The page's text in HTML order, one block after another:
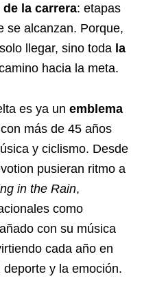
la carrera: etapas
se alcanzan. Porque,
llegar, sino toda la
hacia la meta.
es ya un emblema
más de 45 años
y ciclismo. Desde
pusieran ritmo a
in the Rain,
como
con su música
cada año en
y la emoción.